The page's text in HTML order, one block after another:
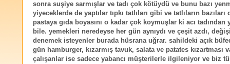
sonra suşiye sarmışlar ve tadı çok kötüydü ve bunu bazı
yiyeceklerde de yaptılar tıpkı tatlıları gibi ve tatlıların bazıları
pastaya gıda boyasını o kadar çok koymuşlar ki acı tadından
bile. yemekleri neredeyse her gün aynıydı ve çeşit azdı,
denemek isteyenler burada hüsrana uğrar. sahildeki açık
gün hamburger, kızarmış tavuk, salata ve patates kızartması
çalışanlar ise sadece yabancı müşterilerle ilgileniyor ve biz